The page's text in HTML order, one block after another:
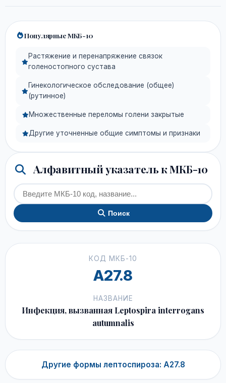
Популярные МКБ-10
Растяжение и перенапряжение связок
голеностопного сустава
Гинекологическое обследование (общее)
(рутинное)
Множественные переломы голени закрытые
Другие уточненные общие симптомы и признаки
Алфавитный указатель к МКБ-10
Поиск
КОД МКБ-10
A27.8
НАЗВАНИЕ
Инфекция, вызванная Leptospira interrogans
autumnalis
Другие формы лептоспироза: A27.8